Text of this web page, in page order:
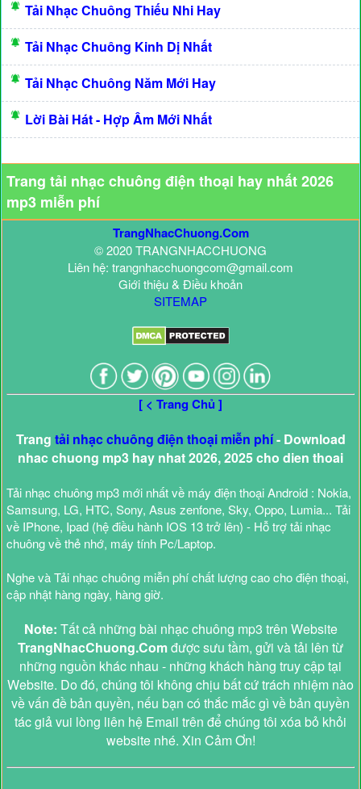
Tải Nhạc Chuông Thiếu Nhi Hay
Tải Nhạc Chuông Kinh Dị Nhất
Tải Nhạc Chuông Năm Mới Hay
Lời Bài Hát - Hợp Âm Mới Nhất
Trang tải nhạc chuông điện thoại hay nhất 2026
mp3 miễn phí
TrangNhacChuong.Com
© 2020 TRANGNHACCHUONG
Liên hệ: trangnhacchuongcom@gmail.com
Giới thiệu & Điều khoản
SITEMAP
[ < Trang Chủ ]
Trang tải nhạc chuông điện thoại miễn phí- Download
nhac chuong mp3 hay nhat 2026, 2025 cho dien thoai
Tải nhạc chuông mp3 mới nhất về máy điện thoại Android : Nokia,
Samsung, LG, HTC, Sony, Asus zenfone, Sky, Oppo, Lumia... Tải
về IPhone, Ipad (hệ điều hành IOS 13 trở lên) - Hỗ trợ tải nhạc
chuông về thẻ nhớ, máy tính Pc/Laptop.
Nghe và Tải nhạc chuông miễn phí chất lượng cao cho điện thoại,
cập nhật hàng ngày, hàng giờ.
Note: Tất cả những bài nhạc chuông mp3 trên Website
TrangNhacChuong.Comđược sưu tầm, gửi và tải lên từ
những nguồn khác nhau - những khách hàng truy cập tại
Website. Do đó, chúng tôi không chịu bất cứ trách nhiệm nào
về vấn đề bản quyền, nếu bạn có thắc mắc gì về bản quyền
tác giả vui lòng liên hệ Email trên để chúng tôi xóa bỏ khỏi
website nhé. Xin Cảm Ơn!